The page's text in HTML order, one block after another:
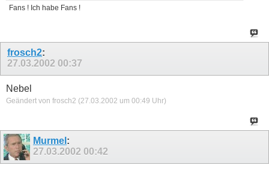
Fans ! Ich habe Fans !
frosch2:
27.03.2002 00:37
Nebel
Geändert von frosch2 (27.03.2002 um 00:49 Uhr)
Murmel :
27.03.2002 00:42